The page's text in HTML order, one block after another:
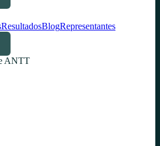
ResultadosBlogRepresentantes
ANTT